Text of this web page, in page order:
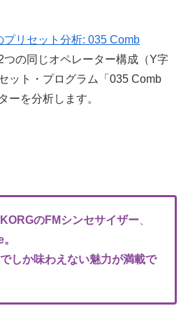
プリセット分析: 035 Comb
つの同じオペレーター構成（Y字
ット・プログラム「035 Comb
ーを分析します。
のFMシンセサイザー
しか味わえない魅力が満載で